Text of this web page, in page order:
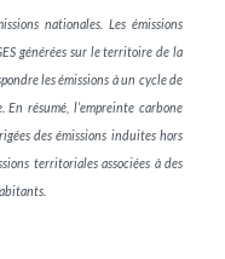
nationales. Les émissions
générées sur le territoire de la
les émissions à un cycle de
En résumé, l’empreinte carbone
des émissions induites hors
territoriales associées à des